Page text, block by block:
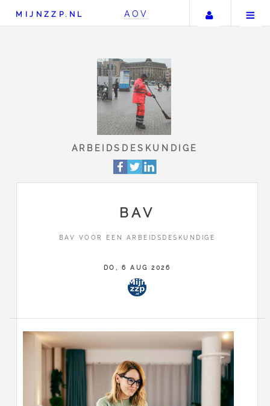
MIJNZZP.NL AOV Uw
BAV
BAV VOOR EEN ARBEIDSDESKUNDIGE
DO, 6 AUG 2026